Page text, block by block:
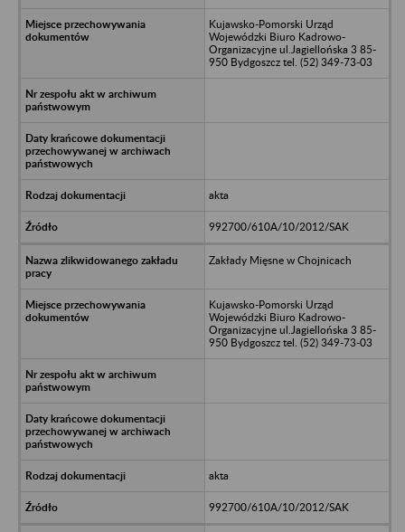
Kujawsko-Pomorski Urząd
Wojewódzki Biuro Kadrowo-
Organizacyjne ul.Jagiellońska 3 85-
950 Bydgoszcz tel. (52) 349-73-03
akta
992700/610A/10/2012/SAK
Zakłady Mięsne w Chojnicach
Kujawsko-Pomorski Urząd
Wojewódzki Biuro Kadrowo-
Organizacyjne ul.Jagiellońska 3 85-
950 Bydgoszcz tel. (52) 349-73-03
akta
992700/610A/10/2012/SAK